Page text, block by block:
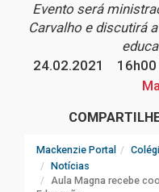
Evento será
Carvalho e discutirá
24.02.2021
16h00
Mackenzie Portal
Notícias
Aula Magna recebe